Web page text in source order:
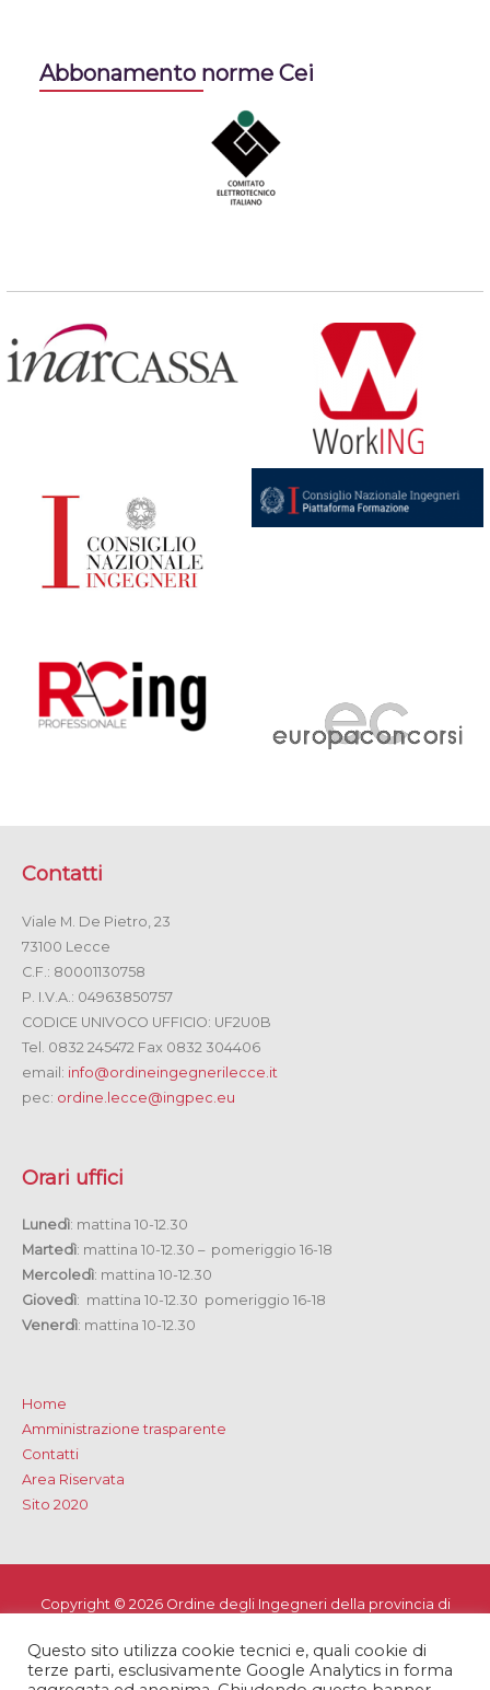
Abbonamento norme Cei
Contatti
Viale M. De Pietro, 23
73100 Lecce
C.F.: 80001130758
P. I.V.A.: 04963850757
CODICE UNIVOCO UFFICIO: UF2U0B
Tel. 0832 245472 Fax 0832 304406
email: info@ordineingegnerilecce.it
pec: ordine.lecce@ingpec.eu
Orari uffici
Lunedì: mattina 10-12.30
Martedì: mattina 10-12.30 – pomeriggio 16-18
Mercoledì: mattina 10-12.30
Giovedì: mattina 10-12.30 pomeriggio 16-18
Venerdì: mattina 10-12.30
Home
Amministrazione trasparente
Contatti
Area Riservata
Sito 2020
Copyright © 2026 Ordine degli Ingegneri della provincia di
Privacy e Cookie Policy-Note Legali -Dichiarazione di
accessibilità
Questo sito utilizza cookie tecnici e, quali cookie di
terze parti, esclusivamente Google Analytics in forma